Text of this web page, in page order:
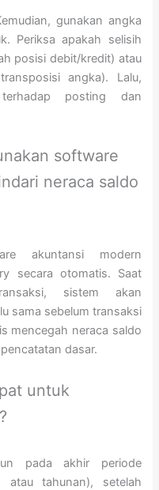
gunakan angka
Periksa apakah selisih
posisi debit/kredit) atau
angka). Lalu,
posting dan
software
neraca saldo
akuntansi modern
secara otomatis. Saat
sistem akan
sama sebelum transaksi
mencegah neraca saldo
dasar.
untuk
pada akhir periode
atau tahunan), setelah